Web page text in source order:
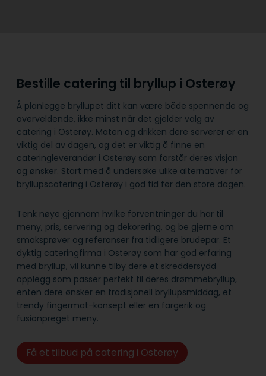
Bestille catering til bryllup i Osterøy
Å planlegge bryllupet ditt kan være både spennende og
overveldende, ikke minst når det gjelder valg av
catering i Osterøy. Maten og drikken dere serverer er en
viktig del av dagen, og det er viktig å finne en
cateringleverandør i Osterøy som forstår deres visjon
og ønsker. Start med å undersøke ulike alternativer for
bryllupscatering i Osterøy i god tid før den store dagen.
Tenk nøye gjennom hvilke forventninger du har til
meny, pris, servering og dekorering, og be gjerne om
smaksprøver og referanser fra tidligere brudepar. Et
dyktig cateringfirma i Osterøy som har god erfaring
med bryllup, vil kunne tilby dere et skreddersydd
opplegg som passer perfekt til deres drømmebryllup,
enten dere ønsker en tradisjonell bryllupsmiddag, et
trendy fingermat-konsept eller en fargerik og
fusionpreget meny.
Få et tilbud på catering i Osterøy